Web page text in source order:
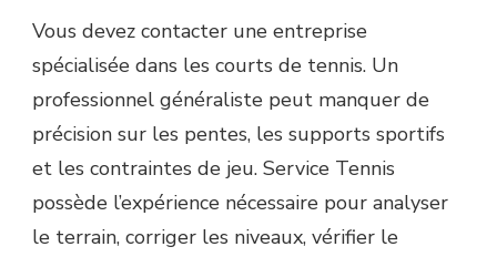
Vous devez contacter une entreprise
spécialisée dans les courts de tennis. Un
professionnel généraliste peut manquer de
précision sur les pentes, les supports sportifs
et les contraintes de jeu. Service Tennis
possède l’expérience nécessaire pour analyser
le terrain, corriger les niveaux, vérifier le